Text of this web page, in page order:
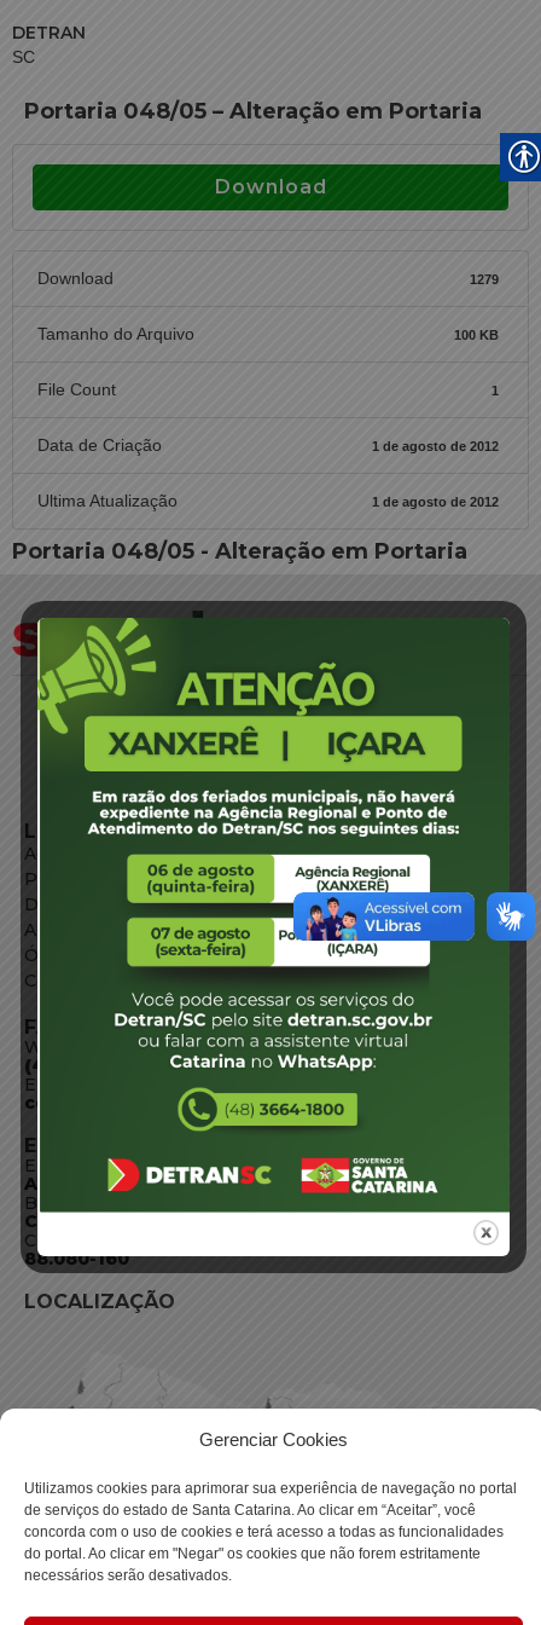
Gerenciar Cookies
Utilizamos cookies para aprimorar sua experiência de navegação no portal
de serviços do estado de Santa Catarina. Ao clicar em “Aceitar”, você
concorda com o uso de cookies e terá acesso a todas as funcionalidades
do portal. Ao clicar em "Negar" os cookies que não forem estritamente
necessários serão desativados.
DETRAN
SC
Portaria 048/05 – Alteração em Portaria
Download
Download 1279
Tamanho do Arquivo 100 KB
File Count 1
Data de Criação 1 de agosto de 2012
Ultima Atualização 1 de agosto de 2012
Portaria 048/05 - Alteração em Portaria
LINKS EXTERNOS
Agência de Notícias
Portal de Serviços
Diário Oficial
Acesso à Informação
Órgãos do Governo
Conheça SC
FALE CONOSCO
WhatsApp:
(48) 3664-1800
E-mail:
centraldeinformacoes@detran.sc.gov.br
ENDEREÇO
Endereço:
Av. Almirante Tamandaré - 480
Bairro:
Coqueiros, Florianópolis SC
CEP:
88.080-160
LOCALIZAÇÃO